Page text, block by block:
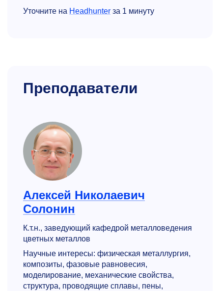
Уточните на Headhunter за 1 минуту
Преподаватели
Алексей Николаевич
Солонин
К.т.н., заведующий кафедрой металловедения
цветных металлов
Научные интересы: физическая металлургия,
композиты, фазовые равновесия,
моделирование, механические свойства,
структура, проводящие сплавы, пены,